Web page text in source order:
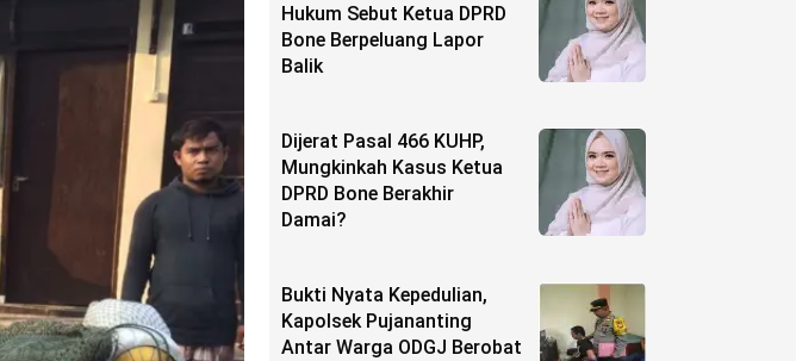
Hukum Sebut Ketua DPRD
Bone Berpeluang Lapor
Balik
Dijerat Pasal 466 KUHP,
Mungkinkah Kasus Ketua
DPRD Bone Berakhir
Damai?
Bukti Nyata Kepedulian,
Kapolsek Pujananting
Antar Warga ODGJ Berobat